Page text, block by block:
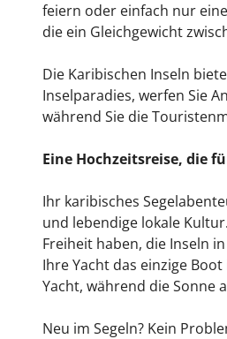
feiern oder einfach nur
die ein Gleichgewicht
Die Karibischen Inseln
Inselparadies, werfen Sie
während Sie die
Eine Hochzeitsreise, die
Ihr karibisches
und lebendige lokale
Freiheit haben, die Inseln
Ihre Yacht das einzige
Yacht, während die Sonne
Neu im Segeln? Kein